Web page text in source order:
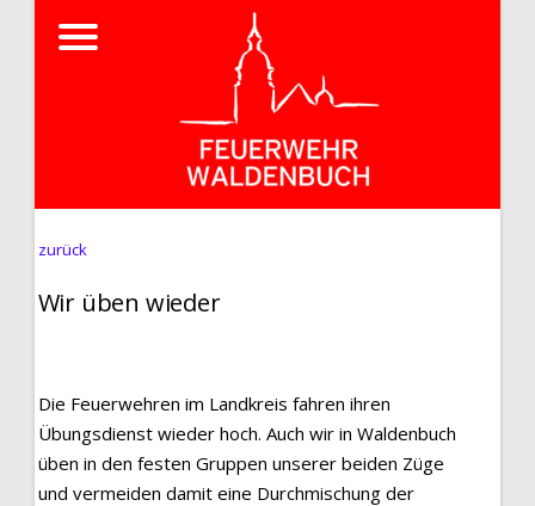
zurück
Wir üben wieder
Die Feuerwehren im Landkreis fahren ihren
Übungsdienst wieder hoch. Auch wir in Waldenbuch
üben in den festen Gruppen unserer beiden Züge
und vermeiden damit eine Durchmischung der